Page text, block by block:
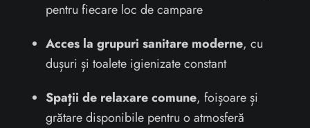
pentru fiecare loc de campare
Acces la grupuri sanitare moderne, cu
dușuri și toalete igienizate constant
Spații de relaxare comune, foișoare și
grătare disponibile pentru o atmosferă